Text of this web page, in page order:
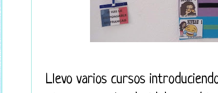
Llevo varios cursos